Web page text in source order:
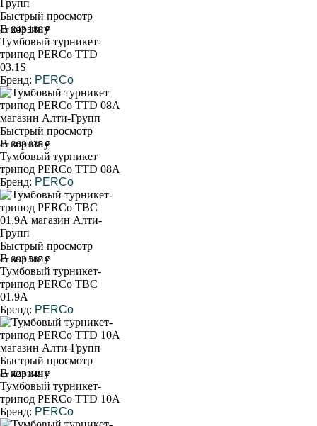
Быстрый просмотр
В корзину
от 243 180 ₽
Тумбовый турникет-
трипод PERCo TTD
03.1S
Бренд: PERCo
Быстрый просмотр
В корзину
от 368 835 ₽
Тумбовый турникет
трипод PERCo TTD 08A
Бренд: PERCo
Быстрый просмотр
В корзину
от 393 587 ₽
Тумбовый турникет-
трипод PERCo ТВС
01.9А
Бренд: PERCo
Быстрый просмотр
В корзину
от 423 849 ₽
Тумбовый турникет-
трипод PERCo TTD 10A
Бренд: PERCo